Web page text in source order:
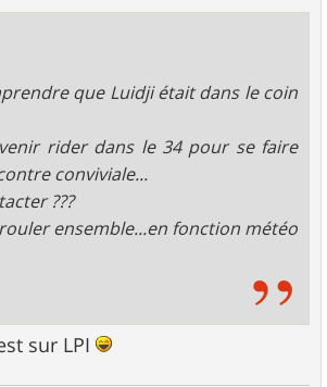
que Luidji était dans le coin
rider dans le 34 pour se faire
conviviale...
???
ensemble...en fonction météo
sur LPI